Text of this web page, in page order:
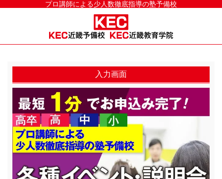
プロ講師による少人数徹底指導の塾予備校
入力画面